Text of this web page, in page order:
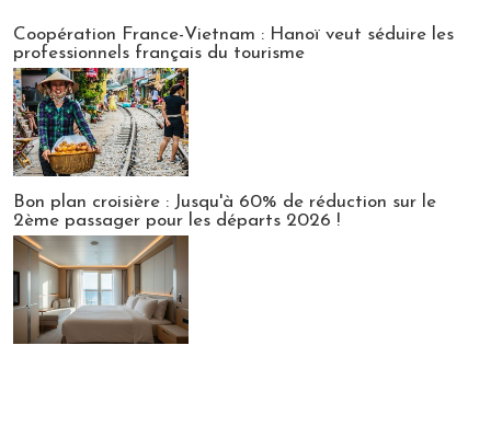
Coopération France-Vietnam : Hanoï veut séduire les
professionnels français du tourisme
Bon plan croisière : Jusqu'à 60% de réduction sur le
2ème passager pour les départs 2026 !